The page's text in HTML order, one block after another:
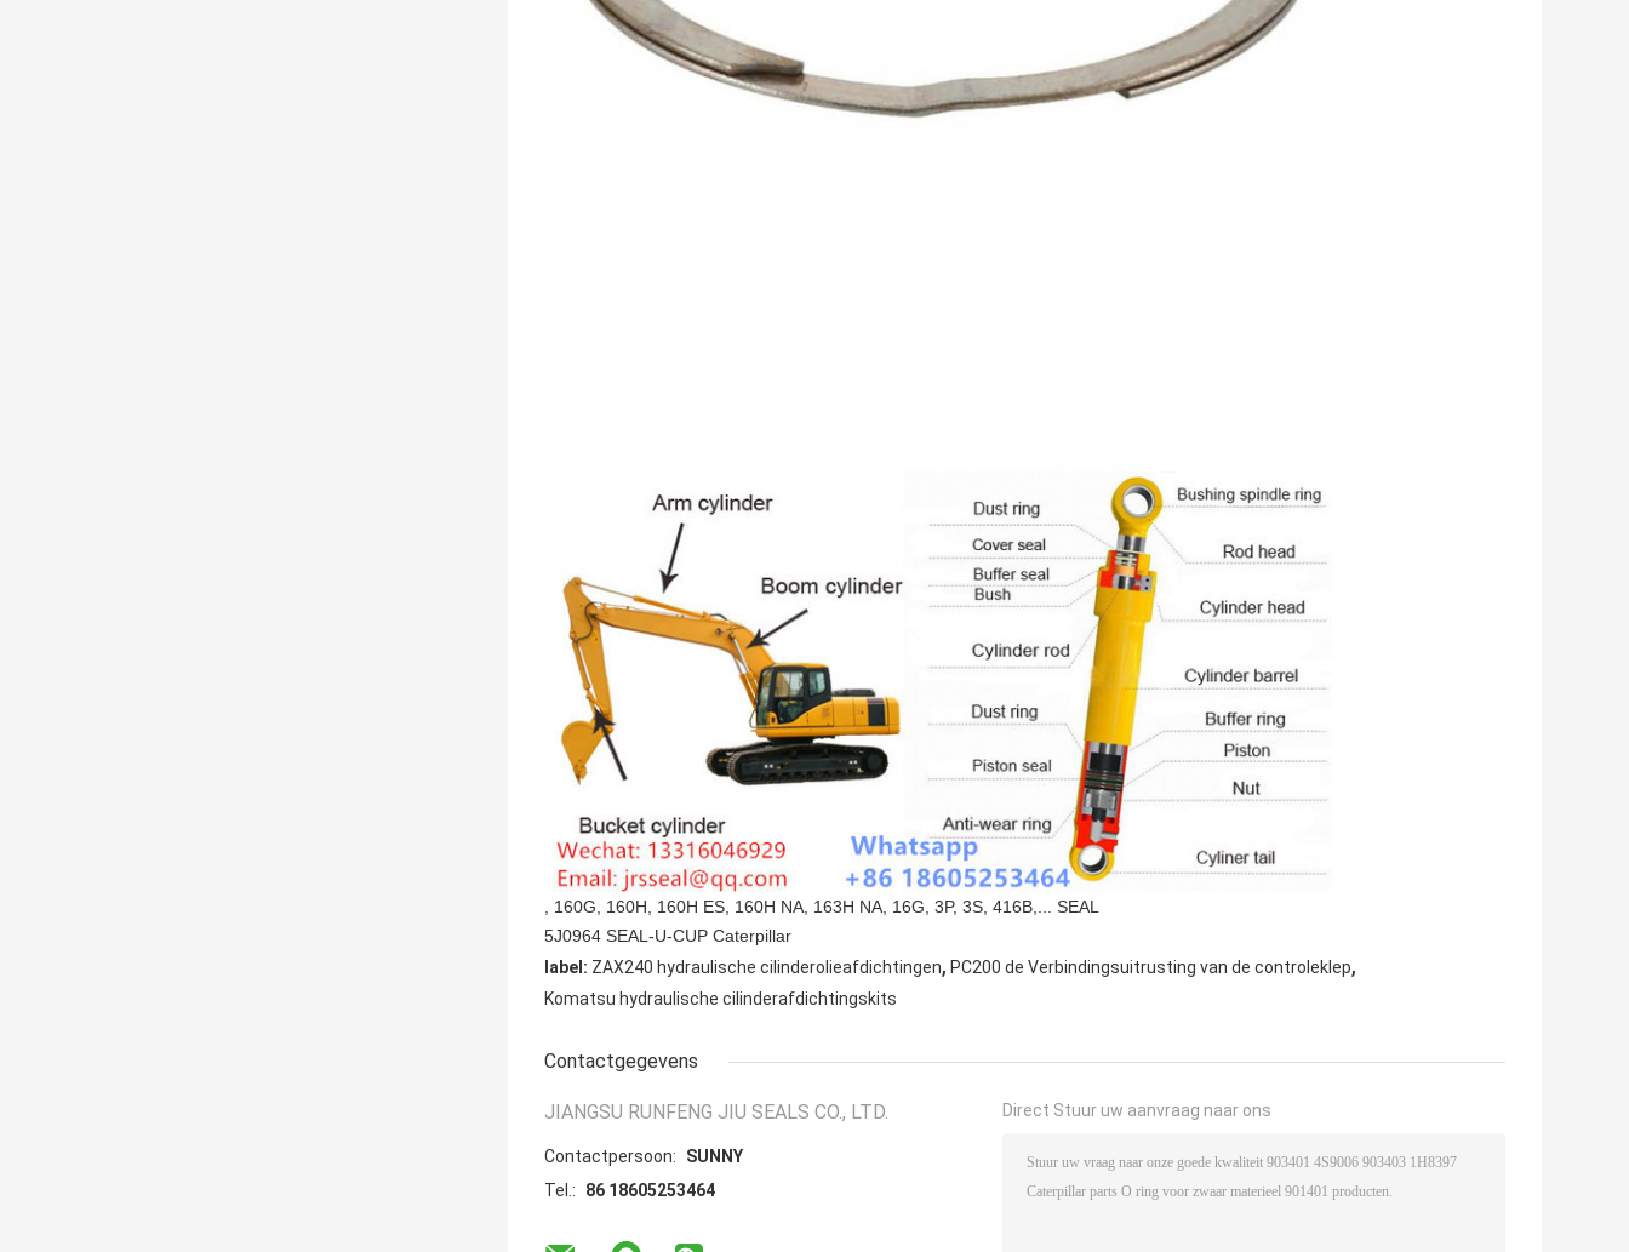
, 160G, 160H, 160H ES, 160H NA, 163H NA, 16G, 3P, 3S, 416B,... SEAL
5J0964 SEAL-U-CUP Caterpillar
label: ZAX240 hydraulische cilinderolieafdichtingen, PC200 de Verbindingsuitrusting van de controleklep,
Komatsu hydraulische cilinderafdichtingskits
Contactgegevens
JIANGSU RUNFENG JIU SEALS CO., LTD.
Contactpersoon:
SUNNY
Tel.:
86 18605253464
Direct Stuur uw aanvraag naar ons